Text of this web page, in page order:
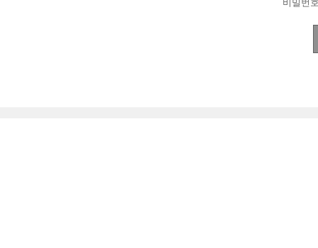
비밀번